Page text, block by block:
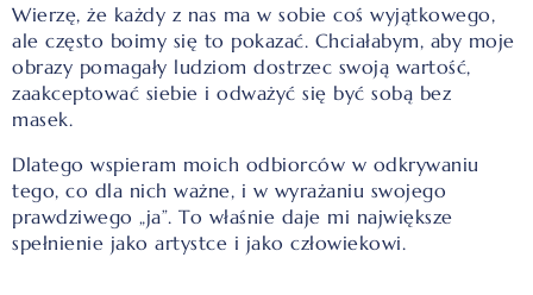
Wierzę, że każdy z nas ma w sobie coś wyjątkowego,
ale często boimy się to pokazać. Chciałabym, aby moje
obrazy pomagały ludziom dostrzec swoją wartość,
zaakceptować siebie i odważyć się być sobą bez
masek.
Dlatego wspieram moich odbiorców w odkrywaniu
tego, co dla nich ważne, i w wyrażaniu swojego
prawdziwego „ja”. To właśnie daje mi największe
spełnienie jako artystce i jako człowiekowi.